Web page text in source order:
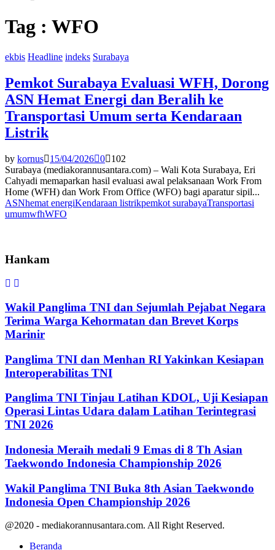
Tag : WFO
ekbis Headline indeks Surabaya
Pemkot Surabaya Evaluasi WFH, Dorong
ASN Hemat Energi dan Beralih ke
Transportasi Umum serta Kendaraan
Listrik
by kornus 15/04/2026 0
102
Surabaya (mediakorannusantara.com) – Wali Kota Surabaya, Eri
Cahyadi memaparkan hasil evaluasi awal pelaksanaan Work From
Home (WFH) dan Work From Office (WFO) bagi aparatur sipil...
ASNhemat energiKendaraan listrikpemkot surabayaTransportasi
umumwfhWFO
Hankam
Wakil Panglima TNI dan Sejumlah Pejabat Negara
Terima Warga Kehormatan dan Brevet Korps
Marinir
Panglima TNI dan Menhan RI Yakinkan Kesiapan
Interoperabilitas TNI
Panglima TNI Tinjau Latihan KDOL, Uji Kesiapan
Operasi Lintas Udara dalam Latihan Terintegrasi
TNI 2026
Indonesia Meraih medali 9 Emas di 8 Th Asian
Taekwondo Indonesia Championship 2026
Wakil Panglima TNI Buka 8th Asian Taekwondo
Indonesia Open Championship 2026
@2020 - mediakorannusantara.com. All Right Reserved.
Beranda